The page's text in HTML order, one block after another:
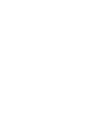
Hos TR
Sedan